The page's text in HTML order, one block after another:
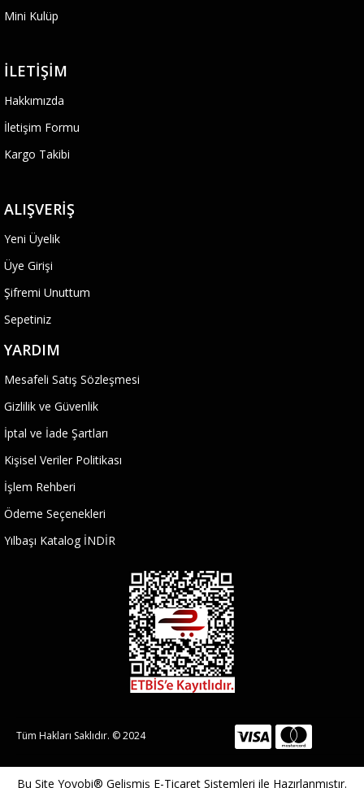
Mini Kulüp
İLETIŞIM
Hakkımızda
İletişim Formu
Kargo Takibi
ALIŞVERIŞ
Yeni Üyelik
Üye Girişi
Şifremi Unuttum
Sepetiniz
YARDIM
Mesafeli Satış Sözleşmesi
Gizlilik ve Güvenlik
İptal ve İade Şartları
Kişisel Veriler Politikası
İşlem Rehberi
Ödeme Seçenekleri
Yılbaşı Katalog İNDİR
Tüm Hakları Saklıdır. © 2024
Bu Site Yoyobi® Gelişmiş E-Ticaret Sistemleri ile Hazırlanmıştır.